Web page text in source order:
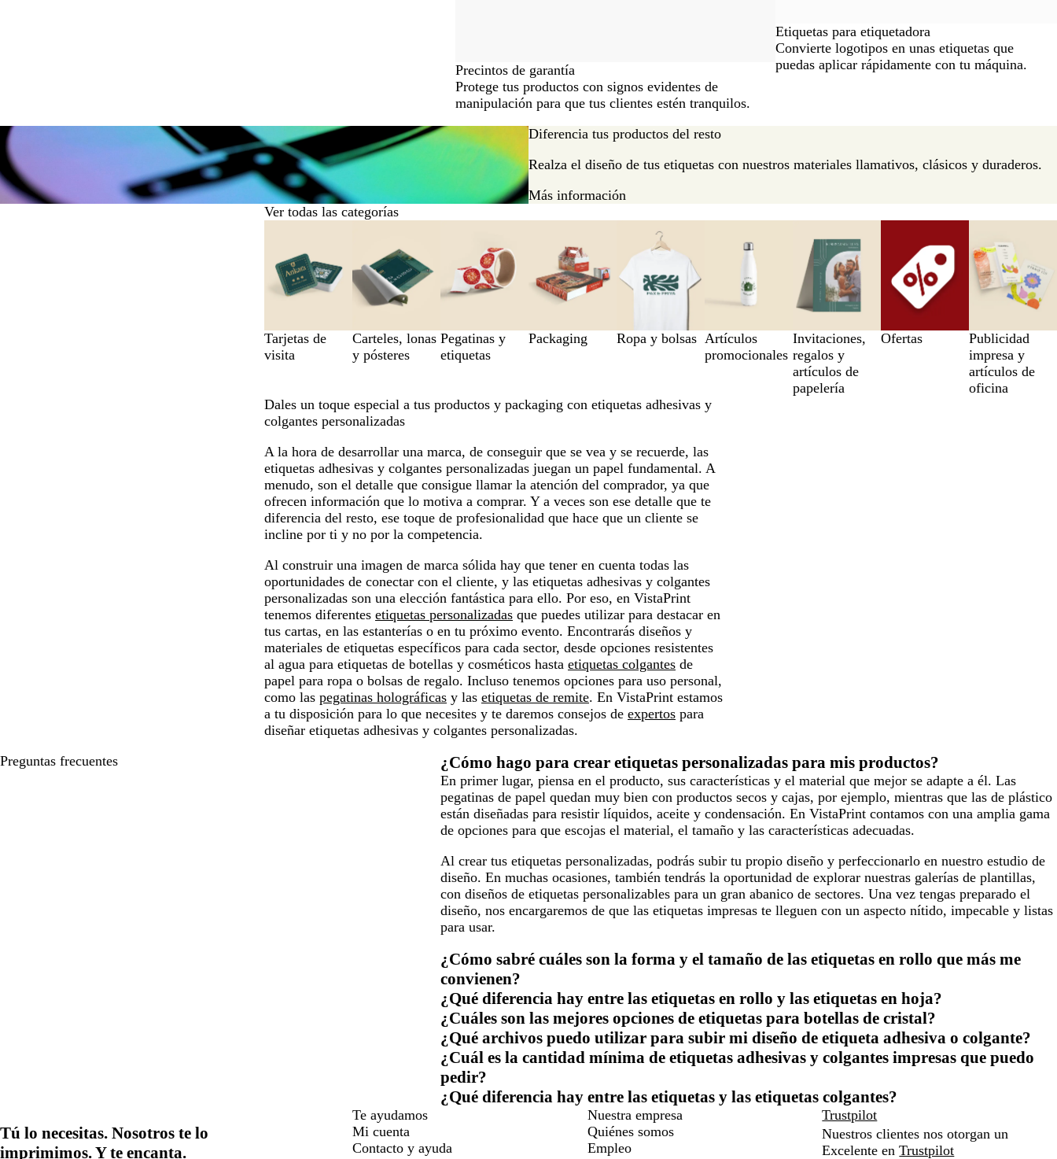
Precintos de garantía
Protege tus productos con signos evidentes de
manipulación para que tus clientes estén tranquilos.
Etiquetas para etiquetadora
Convierte logotipos en unas etiquetas que
puedas aplicar rápidamente con tu máquina.
Diferencia tus productos del resto
Realza el diseño de tus etiquetas con nuestros materiales llamativos, clásicos y duraderos.
Más información
Ver todas las categorías
Tarjetas de
visita
Carteles, lonas
y pósteres
Pegatinas y
etiquetas
Packaging Ropa y bolsas Artículos
promocionales
Invitaciones,
regalos y
artículos de
papelería
Ofertas
Publicidad
impresa y
artículos de
oficina
6
de
un
9
Dales un toque especial a tus productos y packaging con etiquetas adhesivas y
colgantes personalizadas
A la hora de desarrollar una marca, de conseguir que se vea y se recuerde, las
etiquetas adhesivas y colgantes personalizadas juegan un papel fundamental. A
menudo, son el detalle que consigue llamar la atención del comprador, ya que
ofrecen información que lo motiva a comprar. Y a veces son ese detalle que te
diferencia del resto, ese toque de profesionalidad que hace que un cliente se
incline por ti y no por la competencia.
Al construir una imagen de marca sólida hay que tener en cuenta todas las
oportunidades de conectar con el cliente, y las etiquetas adhesivas y colgantes
personalizadas son una elección fantástica para ello. Por eso, en VistaPrint
tenemos diferentes etiquetas personalizadas que puedes utilizar para destacar en
tus cartas, en las estanterías o en tu próximo evento. Encontrarás diseños y
materiales de etiquetas específicos para cada sector, desde opciones resistentes
al agua para etiquetas de botellas y cosméticos hasta etiquetas colgantes de
papel para ropa o bolsas de regalo. Incluso tenemos opciones para uso personal,
como las pegatinas holográficas y las etiquetas de remite. En VistaPrint estamos
a tu disposición para lo que necesites y te daremos consejos de expertos para
diseñar etiquetas adhesivas y colgantes personalizadas.
Preguntas frecuentes
¿Cómo hago para crear etiquetas personalizadas para mis productos?
En primer lugar, piensa en el producto, sus características y el material que mejor se adapte a él. Las
pegatinas de papel quedan muy bien con productos secos y cajas, por ejemplo, mientras que las de plástico
están diseñadas para resistir líquidos, aceite y condensación. En VistaPrint contamos con una amplia gama
de opciones para que escojas el material, el tamaño y las características adecuadas.
Al crear tus etiquetas personalizadas, podrás subir tu propio diseño y perfeccionarlo en nuestro estudio de
diseño. En muchas ocasiones, también tendrás la oportunidad de explorar nuestras galerías de plantillas,
con diseños de etiquetas personalizables para un gran abanico de sectores. Una vez tengas preparado el
diseño, nos encargaremos de que las etiquetas impresas te lleguen con un aspecto nítido, impecable y listas
para usar.
¿Cómo sabré cuáles son la forma y el tamaño de las etiquetas en rollo que más me
convienen?
¿Qué diferencia hay entre las etiquetas en rollo y las etiquetas en hoja?
¿Cuáles son las mejores opciones de etiquetas para botellas de cristal?
¿Qué archivos puedo utilizar para subir mi diseño de etiqueta adhesiva o colgante?
¿Cuál es la cantidad mínima de etiquetas adhesivas y colgantes impresas que puedo
pedir?
¿Qué diferencia hay entre las etiquetas y las etiquetas colgantes?
Tú lo necesitas. Nosotros te lo
imprimimos. Y te encanta.
Te ayudamos
Mi cuenta
Contacto y ayuda
Nuestra empresa
Quiénes somos
Empleo
Trustpilot
Nuestros clientes nos otorgan un
Excelente enTrustpilot